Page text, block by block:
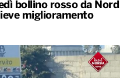
bollino rosso da Nord
miglioramento